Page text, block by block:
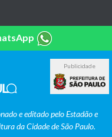
Publicidade
e editado pelo Estadão e
da Cidade de São Paulo.